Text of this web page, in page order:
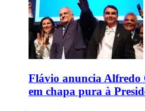
Flávio anuncia Alfredo
em chapa pura à